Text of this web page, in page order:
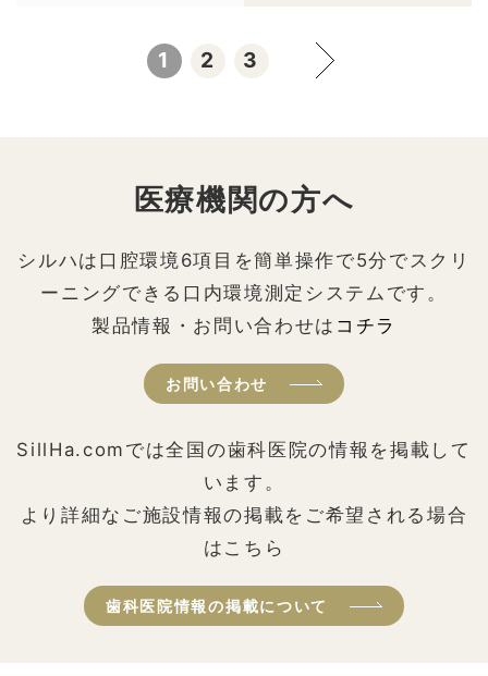
1 2 3
医療機関の方へ
シルハは口腔環境6項目を簡単操作で5分でスクリ
ーニングできる口内環境測定システムです。
製品情報・お問い合わせは コチラ
お問い合わせ
SillHa.comでは全国の歯科医院の情報を掲載して
います。
より詳細なご施設情報の掲載をご希望される場合
はこちら
歯科医院情報の掲載について